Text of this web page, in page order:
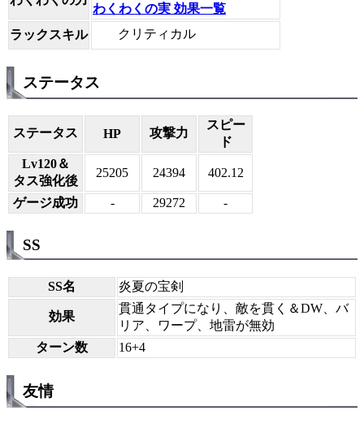
わくわくの実 効果一覧
ラックスキル
クリティカル
ステータス
ステータス HP 攻撃力
スピー
ド
Lv120＆
タス強化後
25205 24394 402.12
ゲージ成功 - 29272 -
SS
SS名 炎夏の宝剣
効果
貫通タイプになり、敵を貫く＆DW、バ
リア、ワープ、地雷が無効
ターン数
16+4
友情